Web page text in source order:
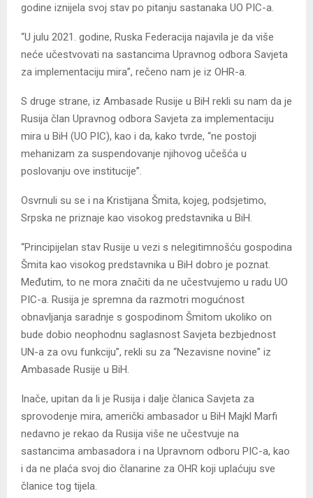
godine iznijela svoj stav po pitanju sastanaka UO PIC-a.
“U julu 2021. godine, Ruska Federacija najavila je da više
neće učestvovati na sastancima Upravnog odbora Savjeta
za implementaciju mira”, rečeno nam je iz OHR-a.
S druge strane, iz Ambasade Rusije u BiH rekli su nam da je
Rusija član Upravnog odbora Savjeta za implementaciju
mira u BiH (UO PIC), kao i da, kako tvrde, “ne postoji
mehanizam za suspendovanje njihovog učešća u
poslovanju ove institucije”.
Osvrnuli su se i na Kristijana Šmita, kojeg, podsjetimo,
Srpska ne priznaje kao visokog predstavnika u BiH.
“Principijelan stav Rusije u vezi s nelegitimnošću gospodina
Šmita kao visokog predstavnika u BiH dobro je poznat.
Međutim, to ne mora značiti da ne učestvujemo u radu UO
PIC-a. Rusija je spremna da razmotri mogućnost
obnavljanja saradnje s gospodinom Šmitom ukoliko on
bude dobio neophodnu saglasnost Savjeta bezbjednost
UN-a za ovu funkciju”, rekli su za “Nezavisne novine” iz
Ambasade Rusije u BiH.
Inače, upitan da li je Rusija i dalje članica Savjeta za
sprovodenje mira, američki ambasador u BiH Majkl Marfi
nedavno je rekao da Rusija više ne učestvuje na
sastancima ambasadora i na Upravnom odboru PIC-a, kao
i da ne plaća svoj dio članarine za OHR koji uplaćuju sve
članice tog tijela.